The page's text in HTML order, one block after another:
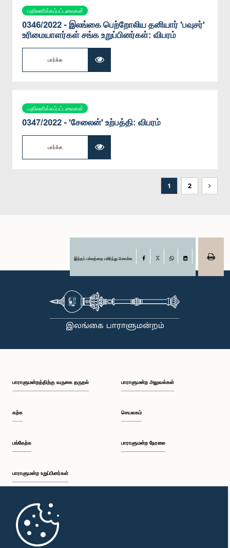
பதிலளிக்கப்பட்டவைகள்
0346/2022 - இலங்கை பெற்றோலிய தனியார் 'பவுசர்'
உரிமையாளர்கள் சங்க உறுப்பினர்கள்: விபரம்
பார்க்க
பதிலளிக்கப்பட்டவைகள்
0347/2022 - 'சேலைன்' உற்பத்தி: விபரம்
பார்க்க
1 2
இந்தப் பக்கத்தை பகிர்ந்து கொள்க Facebook
பாராளுமன்றத்திற்கு வருகை தருதல்
கற்க
பங்கேற்க
பாராளுமன்ற உறுப்பினர்கள்
முதற்பக்கம்
பாராளுமன்ற அலுவல்கள்
செயலகம்
பாராளுமன்ற நேரலை
பாராளுமன்ற கையடக்க செயலி